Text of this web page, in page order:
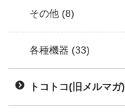
その他 (8)
各種機器 (33)
トコトコ(旧メルマガ)